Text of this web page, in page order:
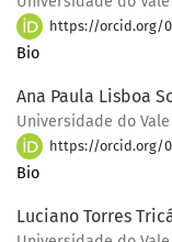
https://orcid.org/
Bio
Ana Paula Lisboa
Universidade do
https://orcid.org/
Bio
Luciano Torres